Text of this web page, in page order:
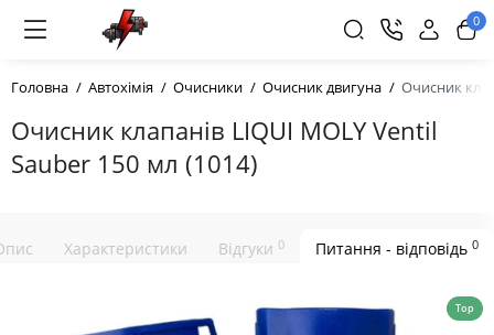
0
Головна Автохімія Очисники Очисник двигуна Очисник
Очисник клапанів LIQUI MOLY Ventil
Sauber 150 мл (1014)
Характеристики Відгуки 0 Питання - відповідь 0
Top